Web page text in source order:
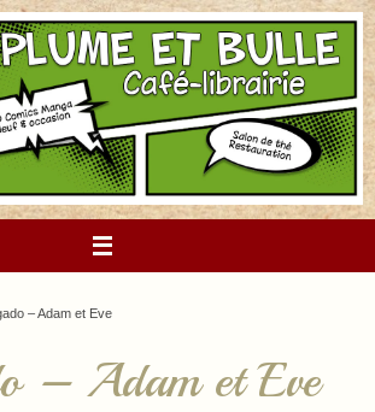
– Adam et Eve
– Adam et Eve